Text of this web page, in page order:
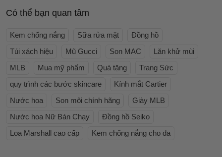
Có thể bạn quan tâm
Kem chống nắng Sữa rửa mặt
Đồng hồ
Túi xách hiệu
Mũ Gucci Son MAC
Lăn khử mùi
MLB
Mua mỹ phẩm Quà tặng
Trang Sức
quy trình các bước skincare
Kính mắt Cartier
Nước hoa
Son môi chính hãng
Giày MLB
Nước hoa Nữ Bán Chạy
Đồng hồ Seiko
Loa Marshall cao cấp
Kem chống nắng cho da